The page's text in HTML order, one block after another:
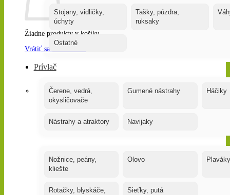
Žiadne produkty v košíku.
Vrátiť sa do obchodu
Stojany, vidličky,
úchyty
Tašky, púzdra,
ruksaky
Ostatné
Prívlač
Čerene, vedrá,
okysličovače
Gumené nástrahy Háčiky
Nástrahy a atraktory Navijaky
Nožnice, peány,
kliešte
Olovo Plaváky
Rotačky, blyskáče,
Sieťky, putá